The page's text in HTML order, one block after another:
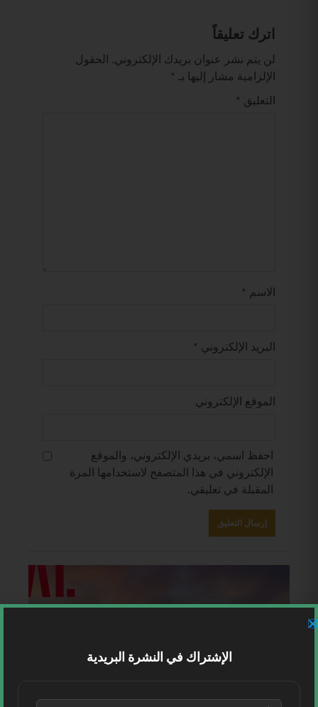
اترك تعليقاً
لن يتم نشر عنوان بريدك الإلكتروني.
الحقول
الإلزامية مشار إليها بـ
*
التعليق *
الاسم *
البريد الإلكتروني *
الموقع الإلكتروني
احفظ اسمي، بريدي الإلكتروني، والموقع
الإلكتروني في هذا المتصفح لاستخدامها المرة
المقبلة في تعليقي.
الإشتراك في النشرة البريدية